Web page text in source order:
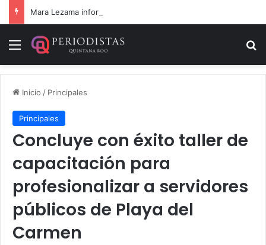
Menú
Inicio / Principales
Principales
Concluye con éxito taller de
capacitación para
profesionalizar a servidores
públicos de Playa del
Carmen